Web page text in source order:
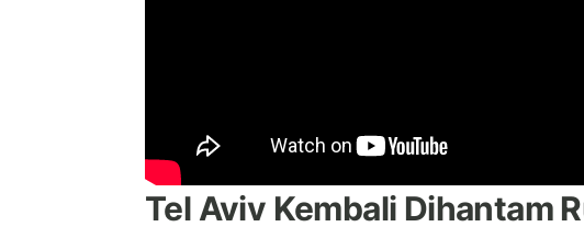
Tel Aviv Kembali Dihantam